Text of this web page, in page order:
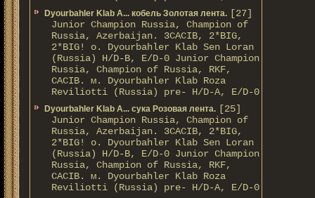
Dyourbahler Klab A... кобель Золотая лента. [27]
Junior Champion Russia, Champion of
Russia, Azerbaijan. 3CACIB, 2*BIG,
2*BIG! о. Dyourbahler Klab Sen Loran
(Russia) H/D-B, E/D-0 Junior Champion
Russia, Champion of Russia, RKF,
CACIB. м. Dyourbahler Klab Roza
Reviliotti (Russia) pre- H/D-A, E/D-0
Dyourbahler Klab A... сука Розовая лента. [25]
Junior Champion Russia, Champion of
Russia, Azerbaijan. 3CACIB, 2*BIG,
2*BIG! о. Dyourbahler Klab Sen Loran
(Russia) H/D-B, E/D-0 Junior Champion
Russia, Champion of Russia, RKF,
CACIB. м. Dyourbahler Klab Roza
Reviliotti (Russia) pre- H/D-A, E/D-0